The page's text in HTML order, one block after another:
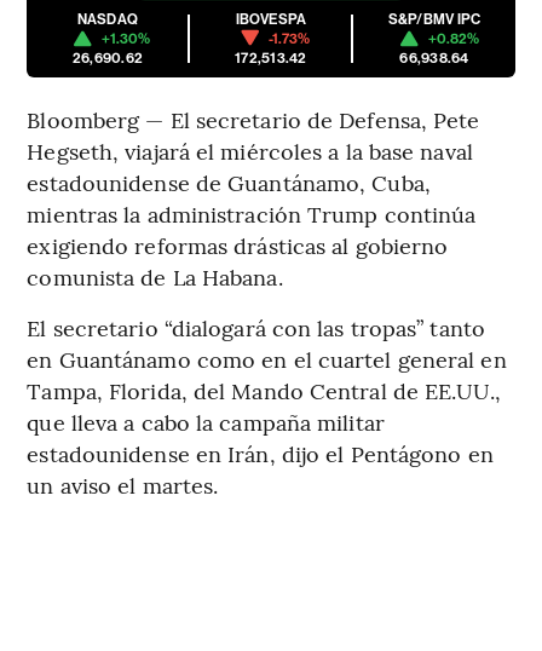
NASDAQ
+1.30%
26,690.62
IBOVESPA
-1.73%
172,513.42
S&P/BMV IPC
+0.82%
66,938.64
Bloomberg — El secretario de Defensa, Pete
Hegseth, viajará el miércoles a la base naval
estadounidense de Guantánamo, Cuba,
mientras la administración Trump continúa
exigiendo reformas drásticas al gobierno
comunista de La Habana.
El secretario “dialogará con las tropas” tanto
en Guantánamo como en el cuartel general en
Tampa, Florida, del Mando Central de EE.UU.,
que lleva a cabo la campaña militar
estadounidense en Irán, dijo el Pentágono en
un aviso el martes.